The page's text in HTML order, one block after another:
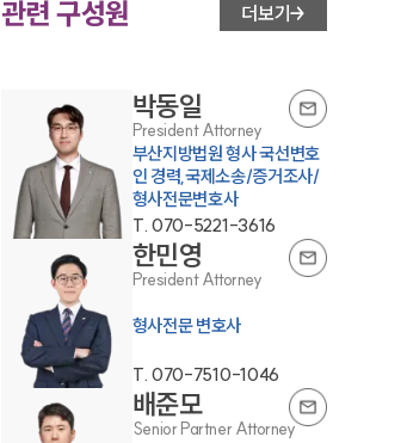
관련 구성원 더보기
박동일
President Attorney
부산지방법원 형사 국선변호
인 경력,국제소송/증거조사/
형사전문변호사
T. 070-5221-3616
한민영
President Attorney
형사전문 변호사
T. 070-7510-1046
배준모
Senior Partner Attorney